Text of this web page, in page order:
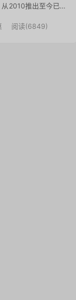
2010推出至今已有
阅读(6849)